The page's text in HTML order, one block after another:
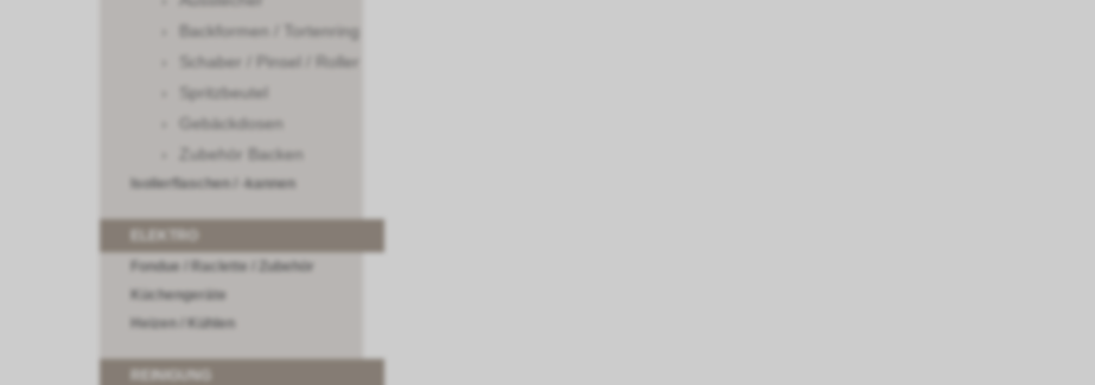
Backformen / Tortenring
Schaber / Pinsel / Roller
Spritzbeutel
Gebäckdosen
Zubehör Backen
Isolierflaschen / -kannen
Fondue / Raclette / Zubehör
Küchengeräte
Heizen / Kühlen
REINIGUNG